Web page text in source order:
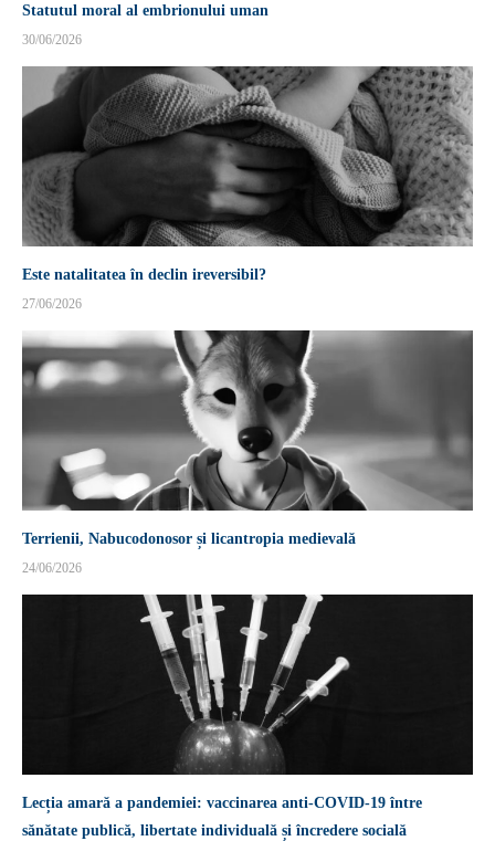
Statutul moral al embrionului uman
30/06/2026
Este natalitatea în declin ireversibil?
27/06/2026
Terrienii, Nabucodonosor și licantropia medievală
24/06/2026
Lecția amară a pandemiei: vaccinarea anti-COVID-19 între
sănătate publică, libertate individuală și încredere socială